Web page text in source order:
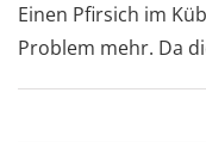
Einen Pfirsich im
Problem mehr. Da